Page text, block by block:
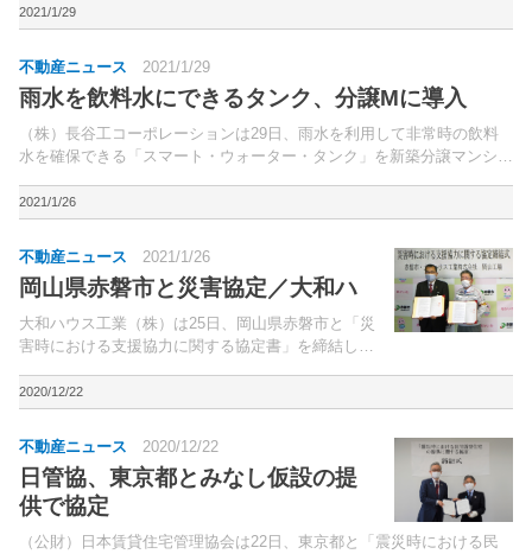
2021/1/29
不動産ニュース 2021/1/29
雨水を飲料水にできるタンク、分譲Mに導入
（株）長谷工コーポレーションは29日、雨水を利用して非常時の飲料
水を確保できる「スマート・ウォーター・タンク」を新築分譲マンショ
ションの屋上から取り入れた雨水を貯水し、日常では植栽...
2021/1/26
不動産ニュース 2021/1/26
岡山県赤磐市と災害協定／大和ハ
大和ハウス工業（株）は25日、岡山県赤磐市と「災
害時における支援協力に関する協定書」を締結し
岡山工場の土地建物の一部を、 避難場所や支援物
資の一時保管場所として使用できるようにする。
2020/12/22
不動産ニュース 2020/12/22
日管協、東京都とみなし仮設の提
供で協定
（公財）日本賃貸住宅管理協会は22日、東京都と「震災時における民